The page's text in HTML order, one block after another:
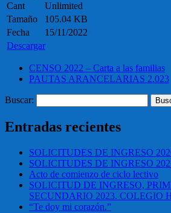
Cant
Unlimited
Tamaño
105.04 KB
Fecha
15/11/2022
Descargar
CENSO 2022 – Carta a las familias
PAUTAS ARANCELARIAS 2.023
Buscar:
Entradas recientes
SOLICITUDES DE INGRESO
SOLICITUDES DE INGRESO
Acto de comienzo de ciclo lectivo
SOLICITUD DE INGRESO,
SECUNDARIO 2023. COLEGIO
“Te doy mi corazón.”